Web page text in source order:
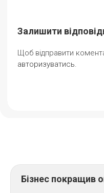
Залишити
Щоб відправити
авторизуватись.